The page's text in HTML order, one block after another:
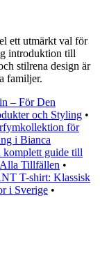
ett utmärkt val för
introduktion till
stilrena design är
familjer.
– För Den
och Styling •
för
i Bianca
komplett guide till
Tillfällen •
T-shirt: Klassisk
i Sverige •